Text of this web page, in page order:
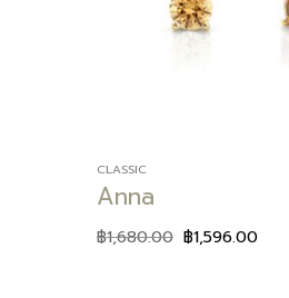
CLASSIC
Anna
฿1,680.00 ฿1,596.00